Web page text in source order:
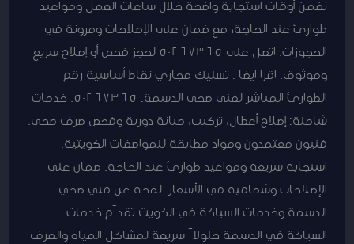
نضمن أوقات استجابة واضحة خلال ساعات العمل ومواعيد
طوارئ عند الحاجة، مع ضمان على الإصلاحات ومرونة في
الحجوزات. اتصل على 50267365 لحجز فحص أو إصلاح سريع
وموثوق. اقرا ايضا : تسليك مجاري نقاط أساسية رقم
الطوارئ المباشر لفني صحي الدسمة: 50267365. خدمات
شاملة: إصلاح أعطال، تركيب، صيانة دورية وفحص صرف صحي.
فنيون معتمدون ومواد مطابقة للمواصفات الكويتية.
استجابة سريعة ومواعيد طوارئ عند الحاجة. ضمان على
الإصلاحات وشفافية في الأسعار. لمحة عن فني صحي
الدسمة وخدمات السباكة في الكويت تقدّم خدمات
السباكة في الدسمة حلولاً سريعة لمشاكل المياه والصرف